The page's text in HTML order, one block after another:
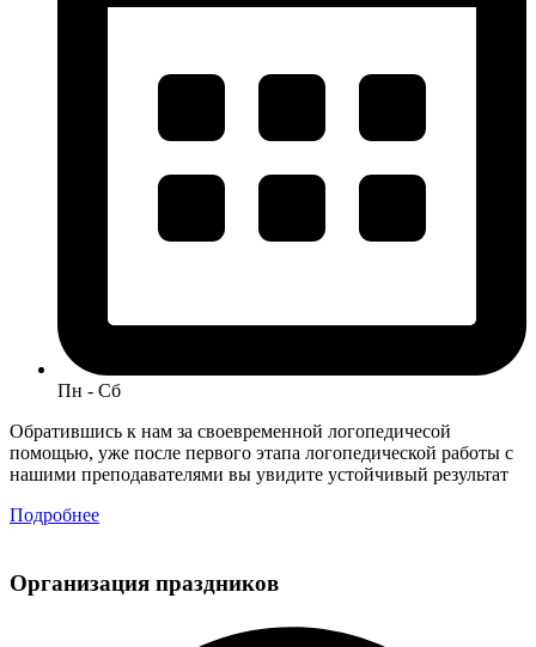
Пн - Сб
Обратившись к нам за своевременной логопедичесой
помощью, уже после первого этапа логопедической работы с
нашими преподавателями вы увидите устойчивый результат
Подробнее
Организация праздников